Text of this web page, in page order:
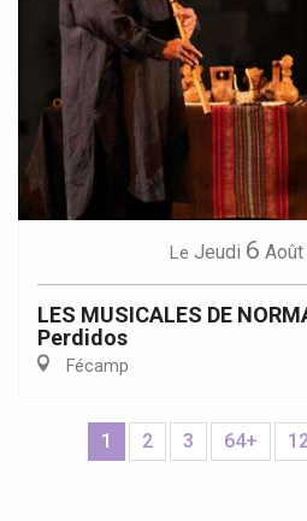
Le Jeudi 6 Août
LES MUSICALES DE
Perdidos
Fécamp
1 2 3 64+